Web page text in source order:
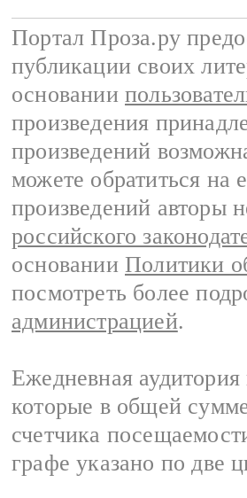
Портал Проза.ру
публикации своих
основании
произведения
произведений
можете обратиться на
произведений авторы
российского
основании Политики
посмотреть более
администрацией.
Ежедневная
которые в общей
счетчика
графе указано по две